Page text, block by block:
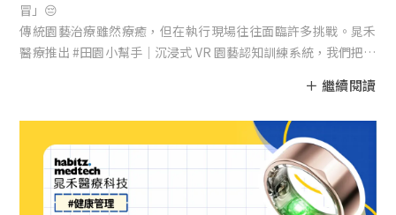
冒」😔
傳統園藝治療雖然療癒，但在執行現場往往面臨許多挑戰。晁禾
醫療推出 #田園小幫手｜沉浸式 VR 園藝認知訓練系統，我們把整